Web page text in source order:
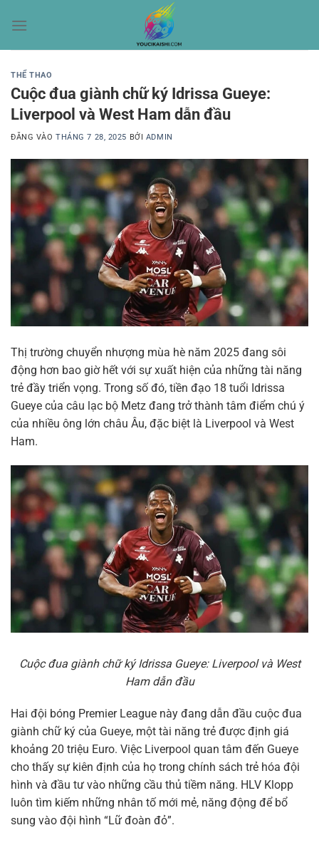
qua
THỂ THAO
Cuộc đua giành chữ ký Idrissa Gueye:
Liverpool và West Ham dẫn đầu
ĐĂNG VÀOTHÁNG 7 28, 2025 BỞI ADMIN
Thị trường chuyển nhượng mùa hè năm 2025 đang sôi
động hơn bao giờ hết với sự xuất hiện của những tài năng
trẻ đầy triển vọng. Trong số đó, tiền đạo 18 tuổi Idrissa
Gueye của câu lạc bộ Metz đang trở thành tâm điểm chú ý
của nhiều ông lớn châu Âu, đặc biệt là Liverpool và West
Ham.
Cuộc đua giành chữ ký Idrissa Gueye: Liverpool và West
Ham dẫn đầu
Hai đội bóng Premier League này đang dẫn đầu cuộc đua
giành chữ ký của Gueye, một tài năng trẻ được định giá
khoảng 20 triệu Euro. Việc Liverpool quan tâm đến Gueye
cho thấy sự kiên định của họ trong chính sách trẻ hóa đội
hình và đầu tư vào những cầu thủ tiềm năng. HLV Klopp
luôn tìm kiếm những nhân tố mới mẻ, năng động để bổ
sung vào đội hình “Lữ đoàn đỏ”.